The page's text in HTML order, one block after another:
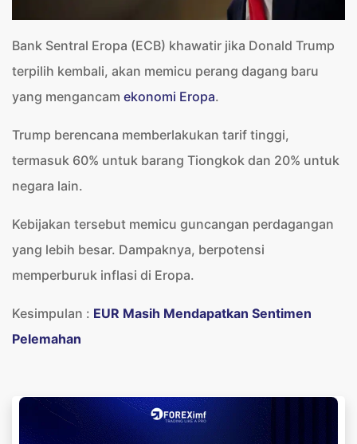
Bank Sentral Eropa (ECB) khawatir jika Donald Trump
terpilih kembali, akan memicu perang dagang baru
yang mengancam ekonomi Eropa.
Trump berencana memberlakukan tarif tinggi,
termasuk 60% untuk barang Tiongkok dan 20% untuk
negara lain.
Kebijakan tersebut memicu guncangan perdagangan
yang lebih besar. Dampaknya, berpotensi
memperburuk inflasi di Eropa.
Kesimpulan : EUR Masih Mendapatkan Sentimen
Pelemahan